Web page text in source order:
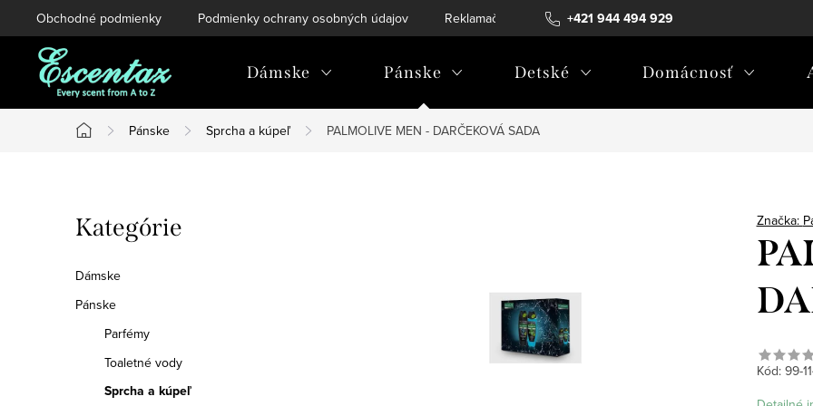
na
+421 944 494 929
Obchodné podmienky Podmienky ochrany osobných údajov Reklamačný poriadok Reklamačný formulár
Dámske Pánske Detské Domácnosť
Domov
Pánske Sprcha a kúpeľ PALMOLIVE MEN - DARČEKOVÁ SADA
o
č
n
Preskočiť
kategórie
Kategórie
Dámske
Pánske
Parfémy
Toaletné vody
Sprcha a kúpeľ
Kód: 99-
Značka: